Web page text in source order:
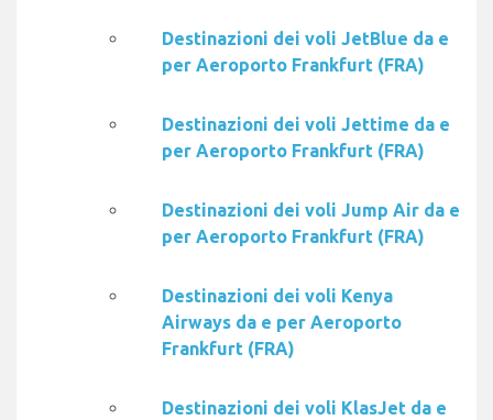
Destinazioni dei voli JetBlue da e
per Aeroporto Frankfurt (FRA)
Destinazioni dei voli Jettime da e
per Aeroporto Frankfurt (FRA)
Destinazioni dei voli Jump Air da e
per Aeroporto Frankfurt (FRA)
Destinazioni dei voli Kenya
Airways da e per Aeroporto
Frankfurt (FRA)
Destinazioni dei voli KlasJet da e